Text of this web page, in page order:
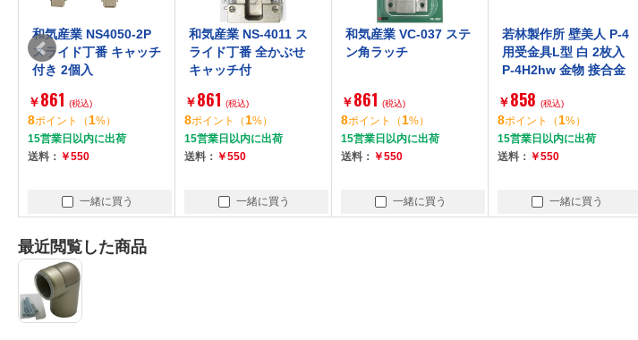
和気産業 NS4050-2P
スライド丁番 キャッチ
付き 2個入
￥861 (税込)
8ポイント （ 1%）
15営業日以内に出荷
送料： ￥550
一緒に買う
和気産業 NS-4011 ス
ライド丁番 全かぶせ
キャッチ付
￥861 (税込)
8ポイント （ 1%）
15営業日以内に出荷
送料： ￥550
一緒に買う
和気産業 VC-037 ステ
ン角ラッチ
￥861 (税込)
8ポイント （ 1%）
15営業日以内に出荷
送料： ￥550
一緒に買う
若林製作所 壁美人 P-4
用受金具L型 白 2枚入
P-4H2hw 金物 接合金
￥858 (税込)
8ポイント （ 1%）
15営業日以内に出荷
送料： ￥550
一緒に買う
最近閲覧した商品